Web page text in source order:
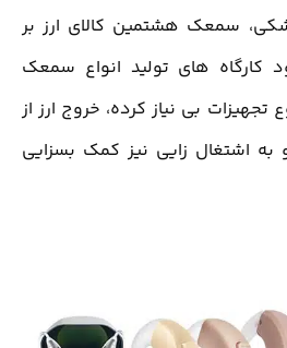
سمعک هشتمین کالای ارز بر
های تولید انواع سمعک
تجهیزات بی نیاز کرده، خروج ارز از
اشتغال زایی نیز کمک بسزایی